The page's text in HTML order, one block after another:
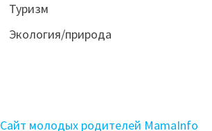
Туризм
Экология/природа
Сайт молодых родителей MamaInfo